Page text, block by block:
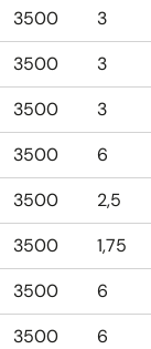
3500 3
3500 3
3500 3
3500 6
3500 2,5
3500 1,75
3500 6
3500 6